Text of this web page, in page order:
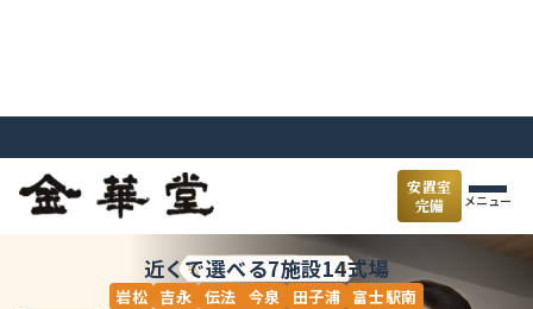
安置室
完備
メニュー
近くで選べる7施設14式場
岩松 吉永 伝法 今泉 田子浦 富士駅南